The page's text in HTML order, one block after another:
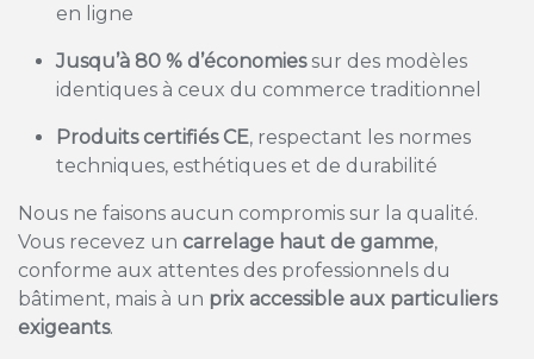
en ligne
Jusqu’à 80 % d’économiessur des modèles
identiques à ceux du commerce traditionnel
Produits certifiés CE, respectant les normes
techniques, esthétiques et de durabilité
Nous ne faisons aucun compromis sur la qualité.
Vous recevez un carrelage haut de gamme,
conforme aux attentes des professionnels du
bâtiment, mais à un prix accessible aux particuliers
exigeants.